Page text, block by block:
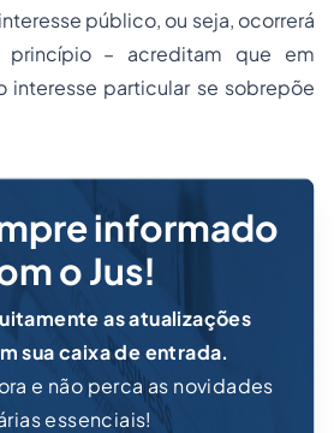
público, ou seja, ocorrerá
princípio – acreditam que em
interesse particular se sobrepõe
informado
o Jus!
as atualizações
sua caixa de entrada.
e não perca as novidades
essenciais!